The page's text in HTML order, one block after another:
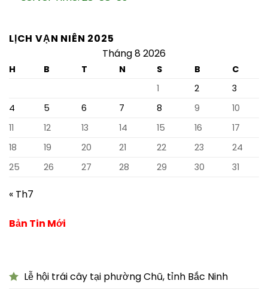
LỊCH VẠN NIÊN 2025
Tháng 8 2026
H B T N S B
C
1
2
3
4
5 6 7 8 9
10
11
12 13 14 15 16
17
18
19 20 21 22 23
24
25
26 27 28 29 30 31
« Th7
Bản Tin Mới
Lễ hội trái cây tại phường Chũ, tỉnh Bắc Ninh